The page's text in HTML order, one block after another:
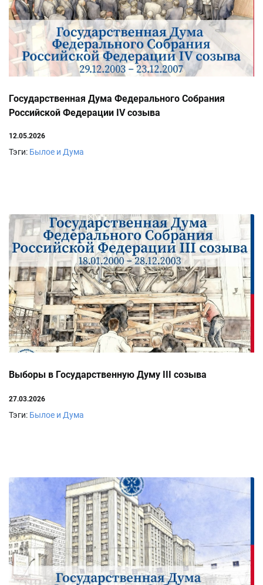
Государственная Дума Федерального Собрания
Российской Федерации IV созыва
12.05.2026
Тэги: Былое и Дума
Выборы в Государственную Думу III созыва
27.03.2026
Тэги: Былое и Дума